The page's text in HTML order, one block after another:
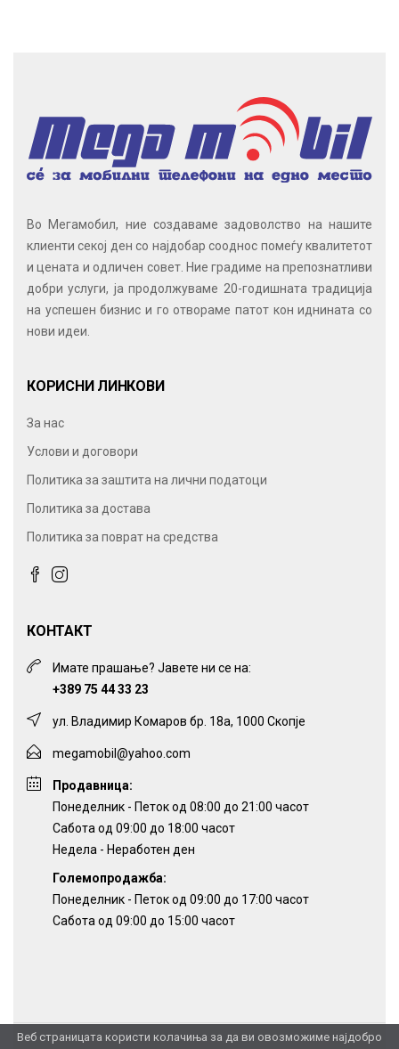
Веб страницата користи колачиња за да ви овозможиме најдобро
Во Мегамобил, ние создаваме задоволство на нашите
клиенти секој ден со најдобар сооднос помеѓу квалитетот
и цената и одличен совет. Ние градиме на препознатливи
добри услуги, ја продолжуваме 20-годишната традиција
на успешен бизнис и го отвораме патот кон иднината со
нови идеи.
КОРИСНИ ЛИНКОВИ
За нас
Услови и договори
Политика за заштита на лични податоци
Политика за достава
Политика за поврат на средства
КОНТАКТ
Имате прашање? Јавете ни се на:
+389 75 44 33 23
ул. Владимир Комаров бр. 18а, 1000 Скопје
megamobil@yahoo.com
Продавница:
Понеделник - Петок од 08:00 до 21:00 часот
Сабота од 09:00 до 18:00 часот
Недела - Неработен ден
Големопродажба:
Понеделник - Петок од 09:00 до 17:00 часот
Сабота од 09:00 до 15:00 часот